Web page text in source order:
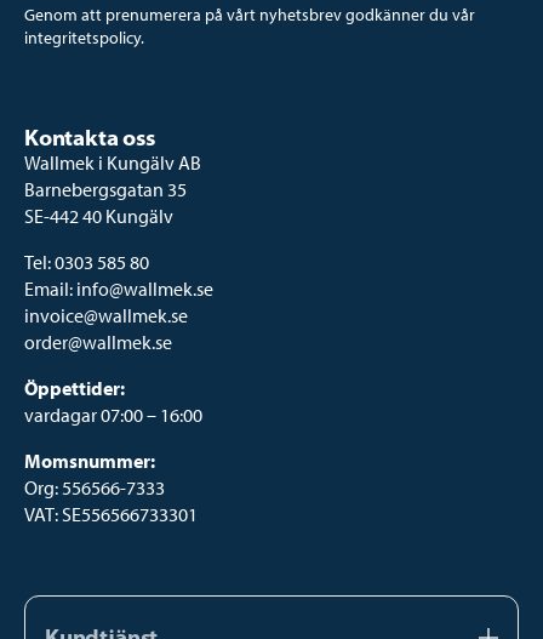
Kontakta oss
Wallmek i Kungälv AB
Barnebergsgatan 35
SE-442 40 Kungälv
Tel:0303 585 80
Email: info@wallmek.se
invoice@wallmek.se
order@wallmek.se
Öppettider:
vardagar 07:00 – 16:00
Momsnummer:
Org: 556566-7333
VAT: SE556566733301
Genom att prenumerera på vårt nyhetsbrev godkänner du vår
integritetspolicy.